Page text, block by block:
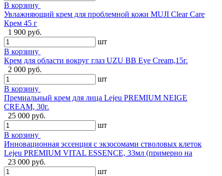
В корзину
Увлажняющий крем для проблемной кожи MUJI Clear Care
Крем 45 г
1 900 руб.
шт
В корзину
Крем для области вокруг глаз UZU BB Eye Cream,15г.
2 000 руб.
шт
В корзину
Премиальный крем для лица Lejeu PREMIUM NEIGE
CREAM, 30г.
25 000 руб.
шт
В корзину
Инновационная эссенция с экзосомами стволовых клеток
Lejeu PREMIUM VITAL ESSENCE, 33мл (примерно на
23 000 руб.
шт